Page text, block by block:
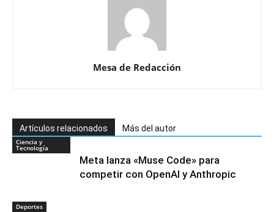
Mesa de Redacción
Artículos relacionados Más del autor
Ciencia y
Tecnología
Meta lanza «Muse Code» para
competir con OpenAI y Anthropic
Deportes